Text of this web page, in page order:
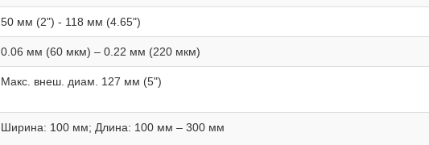
50 мм (2") - 118 мм (4.65")
0.06 мм (60 мкм) – 0.22 мм (220 мкм)
Макс. внеш. диам. 127 мм (5")
Ширина: 100 мм; Длина: 100 мм – 300 мм